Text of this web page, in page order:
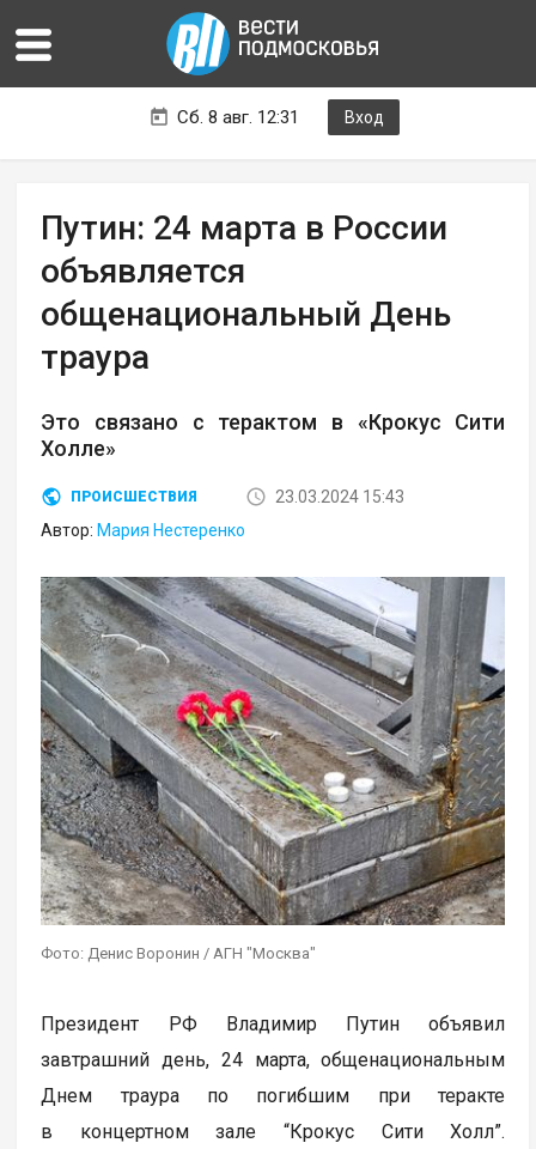
Сб. 8 авг. 12:31 Вход
Путин: 24 марта в России
объявляется
общенациональный День
траура
Это связано с терактом в «Крокус Сити
Холле»
ПРОИСШЕСТВИЯ
23.03.2024 15:43
Автор: Мария Нестеренко
Фото: Денис Воронин / АГН "Москва"
Президент РФ Владимир Путин объявил
завтрашний день, 24 марта, общенациональным
Днем траура по погибшим при теракте
в концертном зале “Крокус Сити Холл”.